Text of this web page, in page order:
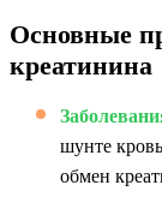
Основные
креатинина
шунте
обмен